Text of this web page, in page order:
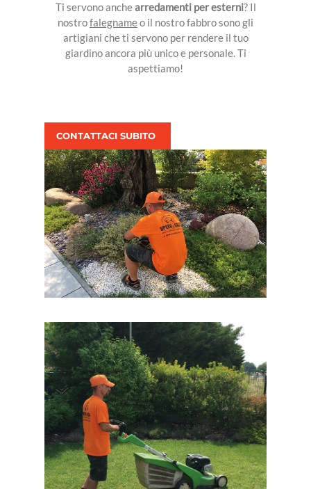
Ti servono anchearredamenti per esterni? Il
nostrofalegnameo il nostro fabbro sono gli
artigiani che ti servono per rendere il tuo
giardino ancora più unico e personale. Ti
aspettiamo!
CONTATTACI SUBITO